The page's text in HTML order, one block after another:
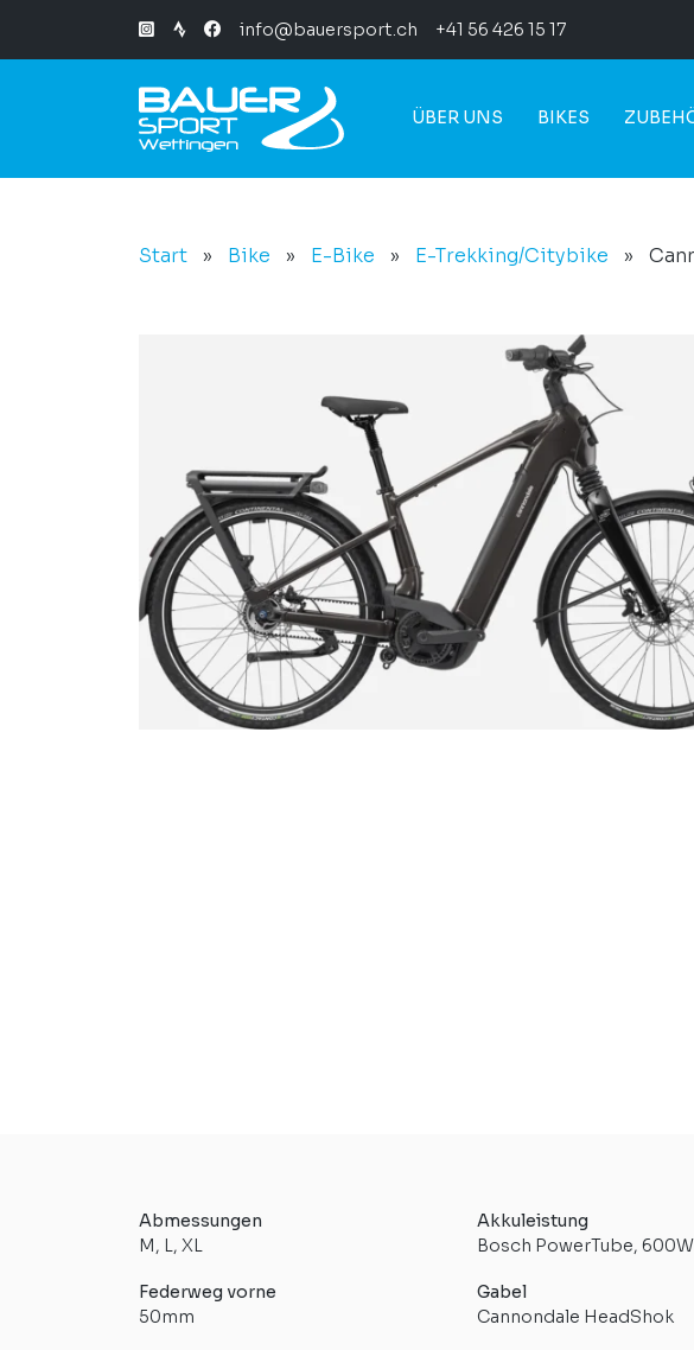
info@bauersport.ch +41 56 426 15 17
ÜBER UNS BIKES
Start » Bike » E-Bike » E-Trekking/Citybike »
Abmessungen
M, L, XL
Akkuleistung
Bosch PowerTube,
Federweg vorne
50mm
Gabel
Cannondale HeadShok